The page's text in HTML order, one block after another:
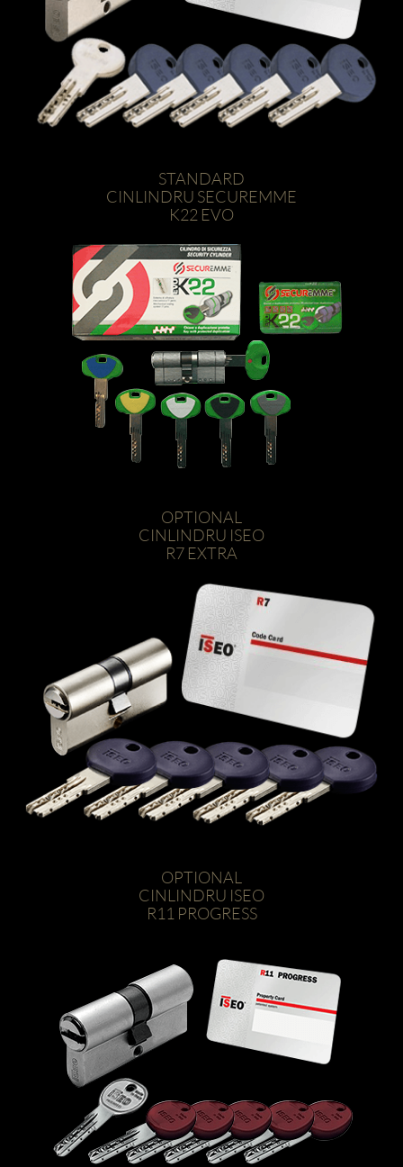
STANDARD
CINLINDRU SECUREMME
K22 EVO
OPTIONAL
CINLINDRU ISEO
R7 EXTRA
OPTIONAL
CINLINDRU ISEO
R11 PROGRESS